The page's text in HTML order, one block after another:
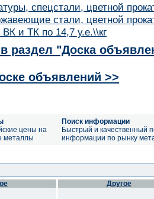
спецстали, цветной
стали, цветной
и ТК по 14,7 у.е.\\кг
раздел "Доска
объявлений >>
цены на
металлы
Поиск информации
Быстрый и качественный
информации по рынку
Другое